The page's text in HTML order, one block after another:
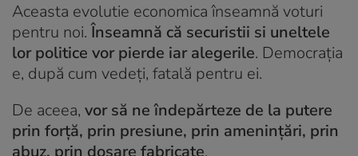
Aceasta evolutie economica înseamnă voturi
pentru noi.Înseamnă că securistii si uneltele
lor politice vor pierde iar alegerile. Democrația
e, după cum vedeți, fatală pentru ei.
De aceea, vor să ne îndepărteze de la putere
prin forță, prin presiune, prin amenințări, prin
abuz, prin dosare fabricate.